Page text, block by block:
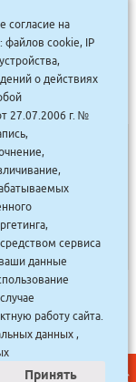
Купить
согласие на
файлов cookie, IP
о действиях
27.07.2006 г. №
сервиса
данные
работу сайта.
данных ,
Принять